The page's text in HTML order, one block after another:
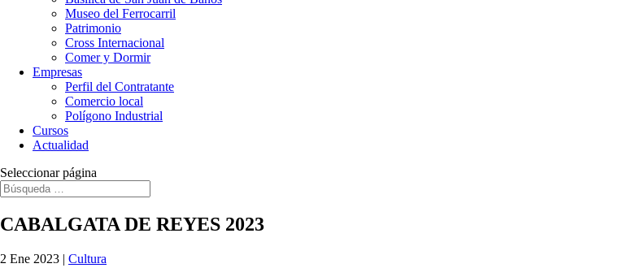
Museo del Ferrocarril
Patrimonio
Cross Internacional
Comer y Dormir
Empresas
Perfil del Contratante
Comercio local
Polígono Industrial
Cursos
Actualidad
Seleccionar página
CABALGATA DE REYES 2023
2 Ene 2023 | Cultura